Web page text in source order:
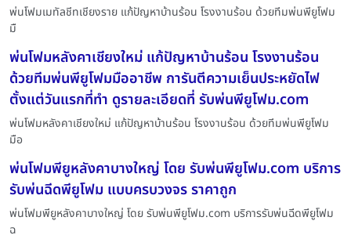
พ่นโฟมเมทัลชีทเชียงราย แก้ปัญหาบ้านร้อน โรงงานร้อน ด้วยทีมพ่นพียูโฟม
มื
พ่นโฟมหลังคาเชียงใหม่ แก้ปัญหาบ้านร้อน โรงงานร้อน
ด้วยทีมพ่นพียูโฟมมืออาชีพ การันตีความเย็นประหยัดไฟ
ตั้งแต่วันแรกที่ทำ ดูรายละเอียดที่ รับพ่นพียูโฟม.com
พ่นโฟมหลังคาเชียงใหม่ แก้ปัญหาบ้านร้อน โรงงานร้อน ด้วยทีมพ่นพียูโฟม
มือ
พ่นโฟมพียูหลังคาบางใหญ่ โดย รับพ่นพียูโฟม.com บริการ
รับพ่นฉีดพียูโฟม แบบครบวงจร ราคาถูก
พ่นโฟมพียูหลังคาบางใหญ่ โดย รับพ่นพียูโฟม.com บริการรับพ่นฉีดพียูโฟม
ฉ